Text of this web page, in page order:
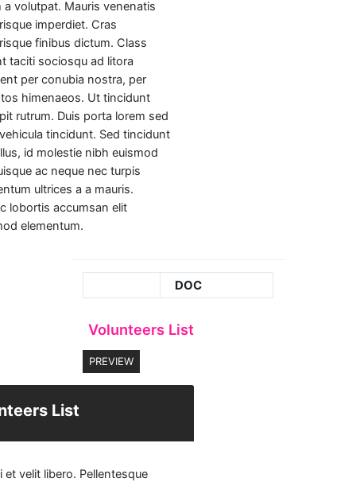
a volutpat. Mauris venenatis
imperdiet. Cras
finibus dictum. Class
taciti sociosqu ad litora
per conubia nostra, per
himenaeos. Ut tincidunt
rutrum. Duis porta lorem sed
tincidunt. Sed tincidunt
id molestie nibh euismod
ac neque nec turpis
ultrices a a mauris.
lobortis accumsan elit
elementum.
DOC
Volunteers List
PREVIEW
List
et velit libero. Pellentesque